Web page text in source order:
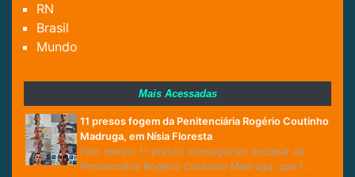
RN
Brasil
Mundo
Mais Acessadas
11 presos fogem da Penitenciária Rogério Coutinho
Madruga, em Nísia Floresta
Pelo menos 11 presos conseguiram escapar da
Penitenciária Rogério Coutinho Madruga, que f…